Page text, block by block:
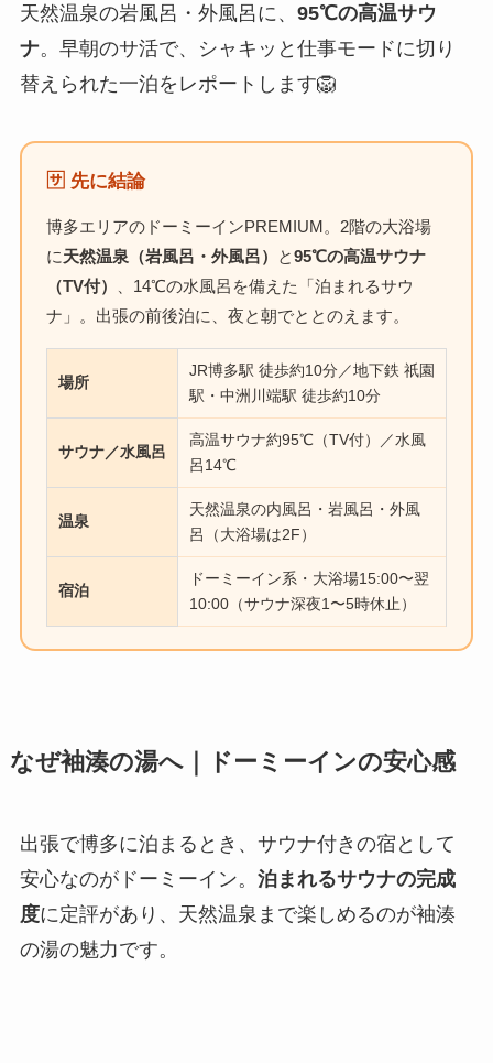
天然温泉の岩風呂・外風呂に、 95℃の高温サウ
ナ。早朝のサ活で、シャキッと仕事モードに切り
替えられた一泊をレポートします🦁
🈂️ 先に結論
博多エリアのドーミーインPREMIUM。2階の大浴場
に天然温泉（岩風呂・外風呂） と95℃の高温サウナ
（TV付）
、14℃の水風呂を備えた「泊まれるサウ
ナ」。出張の前後泊に、夜と朝でととのえます。
場所
JR博多駅 徒歩約10分／地下鉄 祇園
駅・中洲川端駅 徒歩約10分
サウナ／水風呂
高温サウナ約95℃（TV付）／水風
呂14℃
温泉
天然温泉の内風呂・岩風呂・外風
呂（大浴場は2F）
宿泊
ドーミーイン系・大浴場15:00〜翌
10:00（サウナ深夜1〜5時休止）
なぜ袖湊の湯へ｜ドーミーインの安心感
出張で博多に泊まるとき、サウナ付きの宿として
安心なのがドーミーイン。 泊まれるサウナの完成
度に定評があり、天然温泉まで楽しめるのが袖湊
の湯の魅力です。